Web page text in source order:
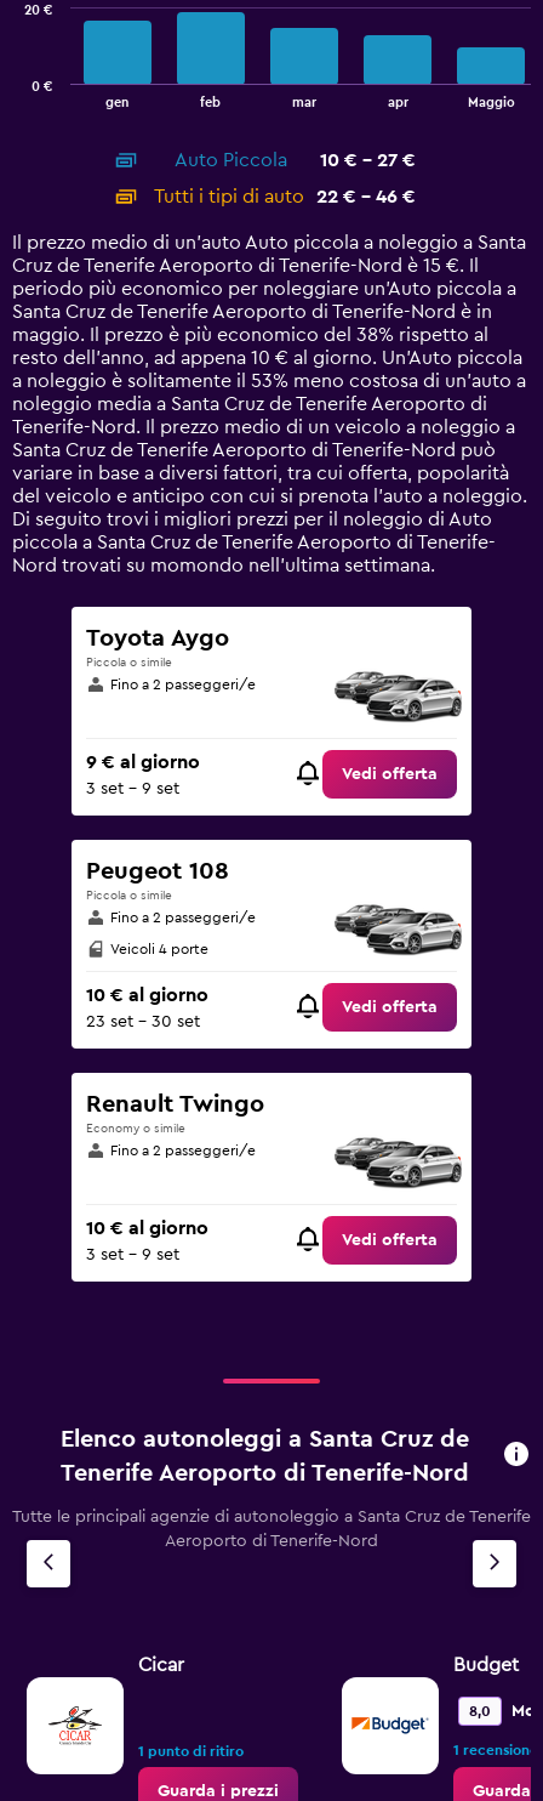
14
categories.
The
chart
has
1
Y
axis
displaying
values.
Range:
0
to
60.
gen feb mar apr Maggio
0 €
20 €
End
Auto Piccola
10 € - 27 €
Tutti i tipi di auto
22 € - 46 €
Il prezzo medio di un'auto Auto piccola a noleggio a Santa
Cruz de Tenerife Aeroporto di Tenerife-Nord è 15 €. Il
periodo più economico per noleggiare un'Auto piccola a
Santa Cruz de Tenerife Aeroporto di Tenerife-Nord è in
maggio. Il prezzo è più economico del 38% rispetto al
resto dell'anno, ad appena 10 € al giorno. Un'Auto piccola
a noleggio è solitamente il 53% meno costosa di un'auto a
noleggio media a Santa Cruz de Tenerife Aeroporto di
Tenerife-Nord. Il prezzo medio di un veicolo a noleggio a
Santa Cruz de Tenerife Aeroporto di Tenerife-Nord può
variare in base a diversi fattori, tra cui offerta, popolarità
del veicolo e anticipo con cui si prenota l'auto a noleggio.
Di seguito trovi i migliori prezzi per il noleggio di Auto
piccola a Santa Cruz de Tenerife Aeroporto di Tenerife-
Nord trovati su momondo nell'ultima settimana.
Toyota Aygo
Piccola o simile
Fino a 2 passeggeri/e
9 € al giorno
3 set - 9 set
Vedi offerta
Peugeot 108
Piccola o simile
Fino a 2 passeggeri/e
Veicoli 4 porte
10 € al giorno
23 set - 30 set
Vedi offerta
Renault Twingo
Economy o simile
Fino a 2 passeggeri/e
10 € al giorno
3 set - 9 set
Vedi offerta
Elenco autonoleggi a Santa Cruz de
Tenerife Aeroporto di Tenerife-Nord
Tutte le principali agenzie di autonoleggio a Santa Cruz de Tenerife
Aeroporto di Tenerife-Nord
Cicar
1 punto di ritiro
Guarda i prezzi
Budget
8,0
1 recensione
Guarda